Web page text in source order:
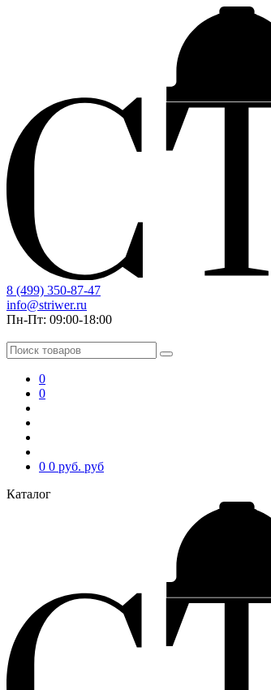
8 (499) 350-87-47
info@striwer.ru
Пн-Пт: 09:00-18:00
0
0
0 0 руб. руб
Каталог